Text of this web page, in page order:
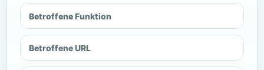
Betroffene Funktion
Betroffene URL